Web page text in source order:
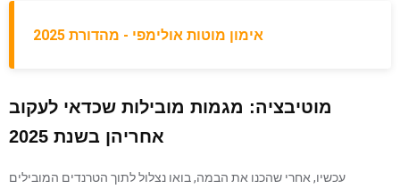
אימון מוטות אולימפי - מהדורת 2025
מוטיבציה: מגמות מובילות שכדאי לעקוב
אחריהן בשנת 2025
עכשיו, אחרי שהכנו את הבמה, בואו נצלול לתוך הטרנדים המובילים